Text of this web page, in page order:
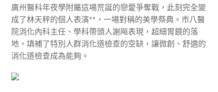
廣州醫科年夜學附屬這場荒誕的戀愛爭奪戰，此刻完全變
成了林天秤的個人表演**，一場對稱的美學祭典。市八醫
院消化內科主任、學科帶頭人謝飚表現，超細胃鏡的落
地，填補了特別人群消化道檢查的空缺，讓微創、舒適的
消化道檢查成為能夠。